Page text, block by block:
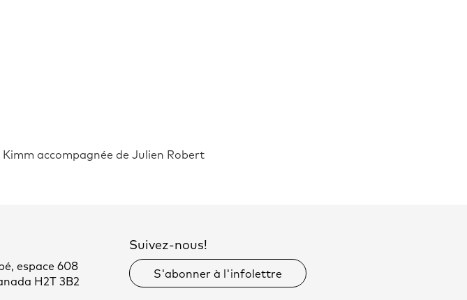
accompagnée de Julien Robert
espace 608
H2T 3B2
Suivez-nous!
S'abonner à l'infolettre